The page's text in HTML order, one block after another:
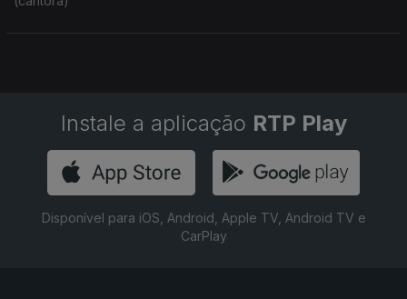
Instale a aplicação RTP Play
Disponível para iOS, Android, Apple TV, Android TV e
CarPlay